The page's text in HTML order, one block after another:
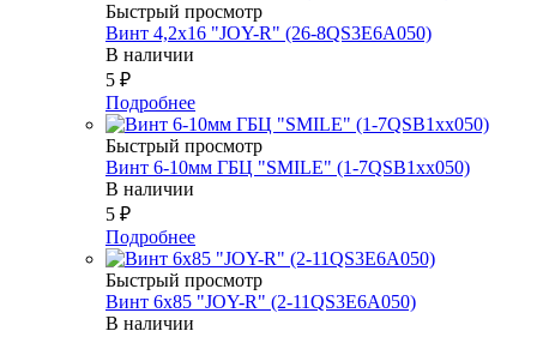
Быстрый просмотр
Винт 4,2х16 "JOY-R" (26-8QS3E6A050)
В наличии
5 ₽
Подробнее
Быстрый просмотр
Винт 6-10мм ГБЦ "SMILE" (1-7QSB1xx050)
В наличии
5 ₽
Подробнее
Быстрый просмотр
Винт 6х85 "JOY-R" (2-11QS3E6A050)
В наличии